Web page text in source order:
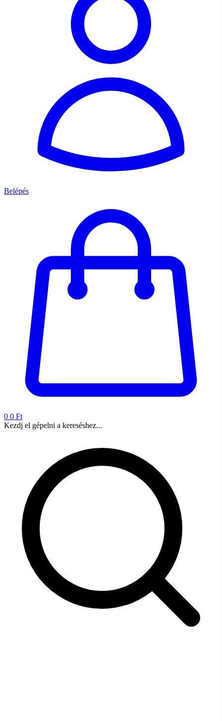
Belépés
0 0 Ft
Kezdj el gépelni a kereséshez...